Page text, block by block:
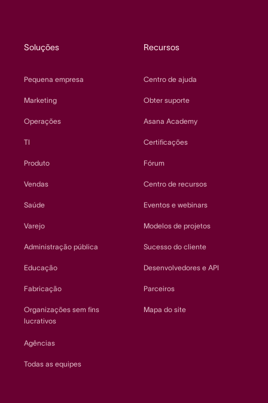
Soluções
Pequena empresa
Marketing
Operações
TI
Produto
Vendas
Saúde
Varejo
Administração pública
Educação
Fabricação
Organizações sem fins
lucrativos
Agências
Todas as equipes
Recursos
Centro de ajuda
Obter suporte
Asana Academy
Certificações
Fórum
Centro de recursos
Eventos e webinars
Modelos de projetos
Sucesso do cliente
Desenvolvedores e API
Parceiros
Mapa do site